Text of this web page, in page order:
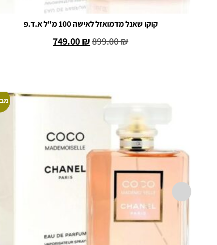
קוקו שאנל מדמואזל לאישה 100 מ"ל א.ד.פ
899.00₪
749.00₪